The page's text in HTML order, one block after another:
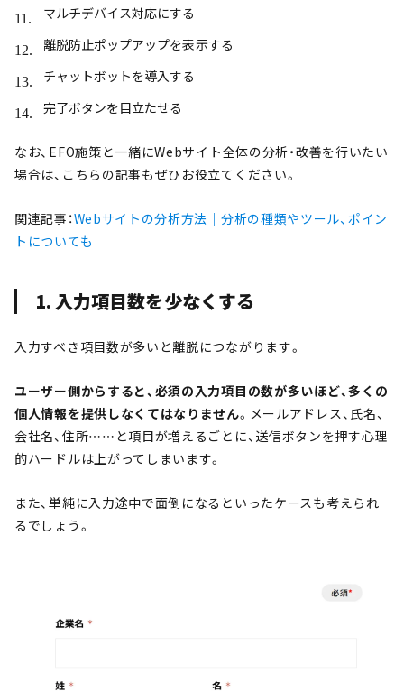
マルチデバイス対応にする
離脱防止ポップアップを表示する
チャットボットを導入する
完了ボタンを目立たせる
なお、EFO施策と一緒にWebサイト全体の分析・改善を行いたい
場合は、こちらの記事もぜひお役立てください。
関連記事：Webサイトの分析方法｜分析の種類やツール、ポイン
トについても
1. 入力項目数を少なくする
入力すべき項目数が多いと離脱につながります。
ユーザー側からすると、必須の入力項目の数が多いほど、多くの
個人情報を提供しなくてはなりません。メールアドレス、氏名、
会社名、住所……と項目が増えるごとに、送信ボタンを押す心理
的ハードルは上がってしまいます。
また、単純に入力途中で面倒になるといったケースも考えられ
るでしょう。